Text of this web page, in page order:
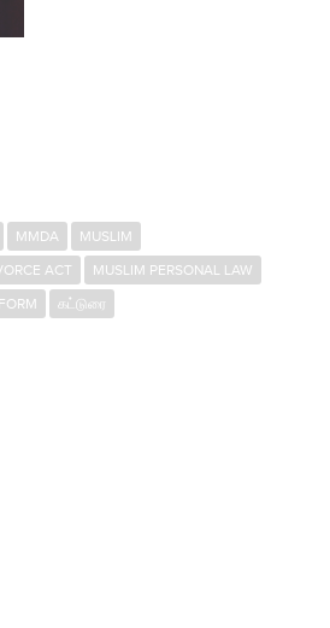
MMDA
MUSLIM
ACT
MUSLIM PERSONAL LAW
கட்டுரை